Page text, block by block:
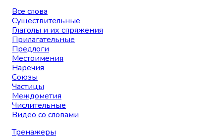
Все слова
Существительные
Глаголы и их спряжения
Прилагательные
Предлоги
Местоимения
Наречия
Союзы
Частицы
Междометия
Числительные
Видео со словами
Тренажеры